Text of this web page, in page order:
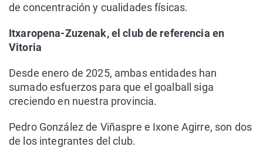
de concentración y cualidades físicas.
Itxaropena-Zuzenak, el club de referencia en
Vitoria
Desde enero de 2025, ambas entidades han
sumado esfuerzos para que el goalball siga
creciendo en nuestra provincia.
Pedro González de Viñaspre e Ixone Agirre, son dos
de los integrantes del club.